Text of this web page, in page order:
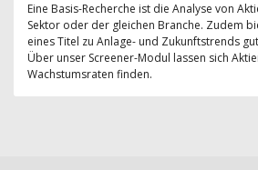
Eine Basis-Recherche ist die Analyse von
Sektor oder der gleichen Branche. Zudem
eines Titel zu Anlage- und Zukunftstrends
Über unser Screener-Modul lassen sich
Wachstumsraten finden.